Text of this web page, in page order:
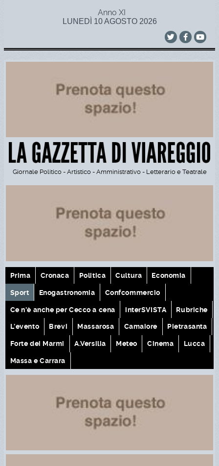
Anno XI
LUNEDÌ 10 AGOSTO 2026
Giornale Politico - Artistico - Amministrativo - Letterario e Teatrale
Prima Cronaca Politica Cultura Economia
Sport Enogastronomia Confcommercio
Ce n'è anche per Cecco a cena interSVISTA Rubriche
L'evento Brevi Massarosa Camaiore Pietrasanta
Forte dei Marmi A.Versilia Meteo Cinema Lucca
Massa e Carrara